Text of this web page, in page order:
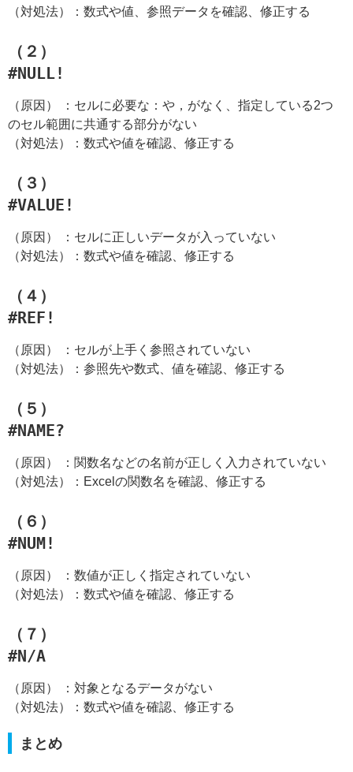
（対処法）：数式や値、参照データを確認、修正する
（２）
#NULL!
（原因） ：セルに必要な：や，がなく、指定している2つ
のセル範囲に共通する部分がない
（対処法）：数式や値を確認、修正する
（３）
#VALUE!
（原因） ：セルに正しいデータが入っていない
（対処法）：数式や値を確認、修正する
（４）
#REF!
（原因） ：セルが上手く参照されていない
（対処法）：参照先や数式、値を確認、修正する
（５）
#NAME?
（原因） ：関数名などの名前が正しく入力されていない
（対処法）：Excelの関数名を確認、修正する
（６）
#NUM!
（原因） ：数値が正しく指定されていない
（対処法）：数式や値を確認、修正する
（７）
#N/A
（原因） ：対象となるデータがない
（対処法）：数式や値を確認、修正する
まとめ